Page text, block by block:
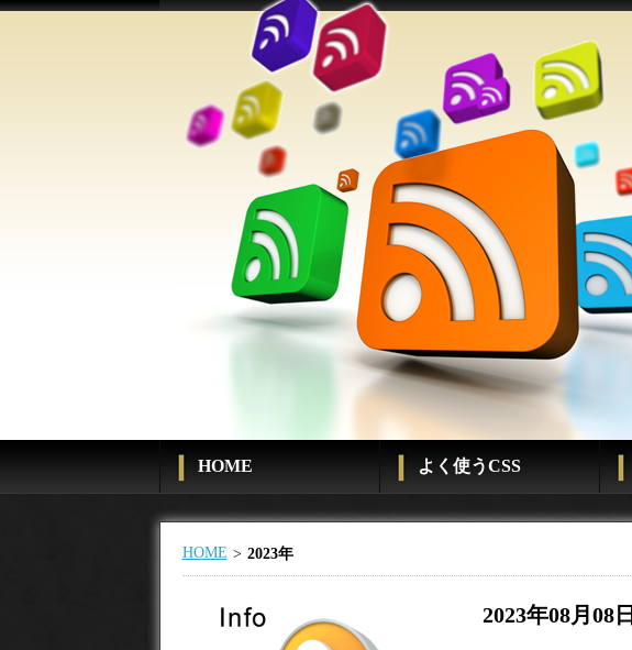
HOME よく使うCSS
HOME 2023年
2023年08月08日